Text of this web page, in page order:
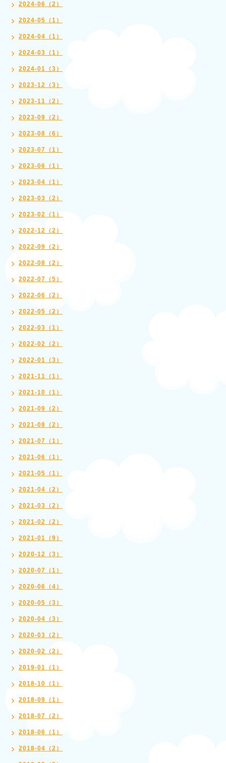
2024-06（2）
2024-05（1）
2024-04（1）
2024-03（1）
2024-01（3）
2023-12（3）
2023-11（2）
2023-09（2）
2023-08（6）
2023-07（1）
2023-06（1）
2023-04（1）
2023-03（2）
2023-02（1）
2022-12（2）
2022-09（2）
2022-08（2）
2022-07（5）
2022-06（2）
2022-05（2）
2022-03（1）
2022-02（2）
2022-01（3）
2021-11（1）
2021-10（1）
2021-09（2）
2021-08（2）
2021-07（1）
2021-06（1）
2021-05（1）
2021-04（2）
2021-03（2）
2021-02（2）
2021-01（9）
2020-12（3）
2020-07（1）
2020-06（4）
2020-05（3）
2020-04（3）
2020-03（2）
2020-02（2）
2019-01（1）
2018-10（1）
2018-09（1）
2018-07（2）
2018-06（1）
2018-04（2）